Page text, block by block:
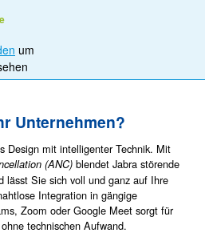
um
Unternehmen?
Design mit intelligenter Technik. Mit
(ANC) blendet Jabra störende
lässt Sie sich voll und ganz auf Ihre
Integration in gängige
Zoom oder Google Meet sorgt für
technischen Aufwand.